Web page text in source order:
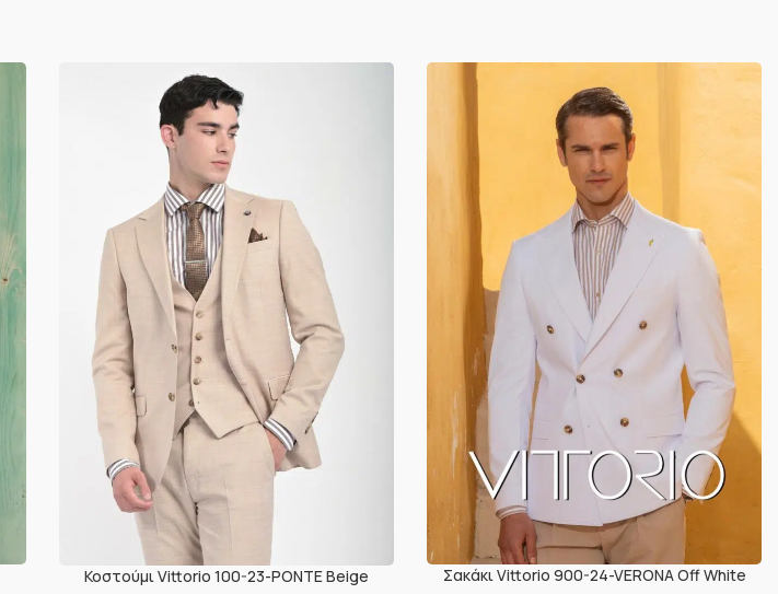
Κοστούμι Vittorio 100-23-PONTE Beige Σακάκι Vittorio 900-24-VERONA Off White